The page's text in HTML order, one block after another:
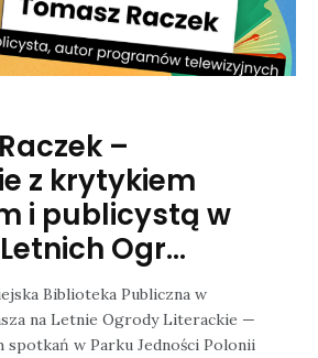
–
z krytykiem
i publicystą w
Ogr...
Biblioteka Publiczna w
Literackie —
spotkań w Parku Jedności Polonii